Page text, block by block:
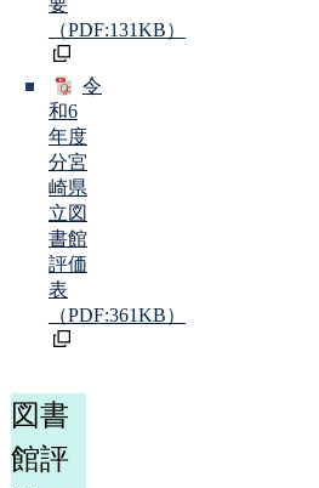
（PDF:131KB）
令
和6
年度
分宮
崎県
立図
書館
評価
表
（PDF:361KB）
図書
館評